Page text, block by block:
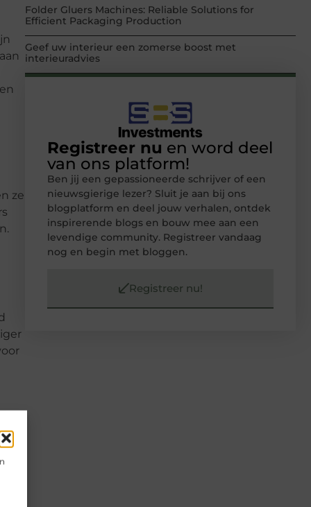
ze
Folder Gluers Machines: Reliable Solutions for
Efficient Packaging Production
Geef uw interieur een zomerse boost met
interieuradvies
Registreer nu en word deel
van ons platform!
Ben jij een gepassioneerde schrijver of een
nieuwsgierige lezer? Sluit je aan bij ons
blogplatform en deel jouw verhalen, ontdek
inspirerende blogs en bouw mee aan een
levendige community. Registreer vandaag
nog en begin met bloggen.
Registreer nu!